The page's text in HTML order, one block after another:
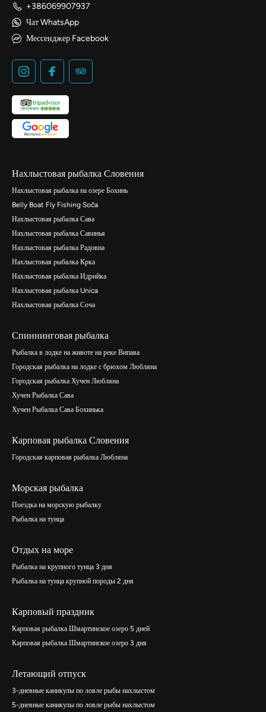
+386069907937
Чат WhatsApp
Мессенджер Facebook
Нахлыстовая рыбалка Словения
Нахлыстовая рыбалка на озере Бохинь
Belly Boat Fly Fishing Soča
Нахлыстовая рыбалка Сава
Нахлыстовая рыбалка Савинья
Нахлыстовая рыбалка Радовна
Нахлыстовая рыбалка Крка
Нахлыстовая рыбалка Идрийка
Нахлыстовая рыбалка Unica
Нахлыстовая рыбалка Соча
Спиннинговая рыбалка
Рыбалка в лодке на животе на реке Випава
Городская рыбалка на лодке с брюхом Любляна
Городская рыбалка Хучен Любляна
Хучен Рыбалка Сава
Хучен Рыбалка Сава Бохинька
Карповая рыбалка Словения
Городская карповая рыбалка Любляна
Морская рыбалка
Поездка на морскую рыбалку
Рыбалка на тунца
Отдых на море
Рыбалка на крупного тунца 3 дня
Рыбалка на тунца крупной породы 2 дня
Карповый праздник
Карповая рыбалка Шмартинское озеро 5 дней
Карповая рыбалка Шмартинское озеро 3 дня
Летающий отпуск
3-дневные каникулы по ловле рыбы нахлыстом
5-дневные каникулы по ловле рыбы нахлыстом